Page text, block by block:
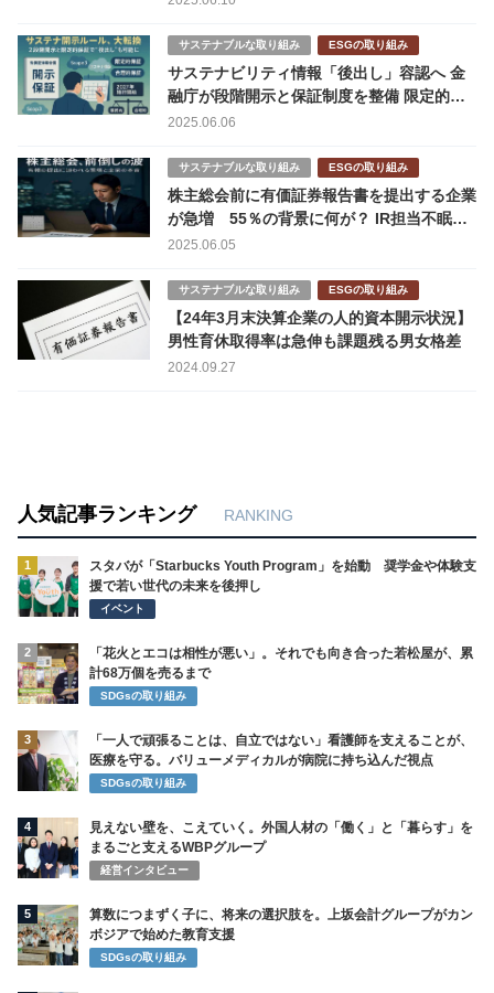
サステナブルな取り組み ESGの取り組み
サステナビリティ情報「後出し」容認へ 金
融庁が段階開示と保証制度を整備 限定的保
証で企業負担に配慮
2025.06.06
サステナブルな取り組み ESGの取り組み
株主総会前に有価証券報告書を提出する企業
が急増 55％の背景に何が？ IR担当不眠物
語
2025.06.05
サステナブルな取り組み ESGの取り組み
【24年3月末決算企業の人的資本開示状況】
男性育休取得率は急伸も課題残る男女格差
2024.09.27
人気記事ランキング RANKING
1
スタバが「Starbucks Youth Program」を始動 奨学金や体験支
援で若い世代の未来を後押し
イベント
2
「花火とエコは相性が悪い」。それでも向き合った若松屋が、累
計68万個を売るまで
SDGsの取り組み
3
「一人で頑張ることは、自立ではない」看護師を支えることが、
医療を守る。バリューメディカルが病院に持ち込んだ視点
SDGsの取り組み
4
見えない壁を、こえていく。外国人材の「働く」と「暮らす」を
まるごと支えるWBPグループ
経営インタビュー
5
算数につまずく子に、将来の選択肢を。上坂会計グループがカン
ボジアで始めた教育支援
SDGsの取り組み